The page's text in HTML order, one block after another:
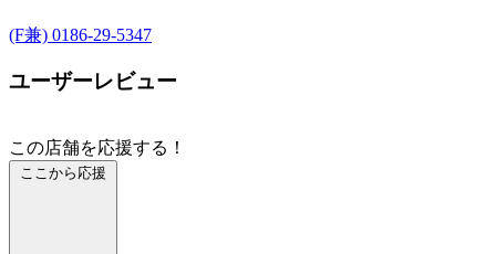
(F兼) 0186-29-5347
ユーザーレビュー
この店舗を応援する！
ここから応援